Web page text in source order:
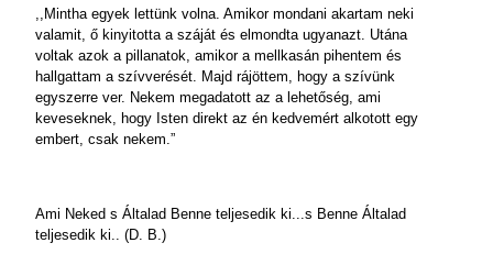
,,Mintha egyek lettünk volna. Amikor mondani akartam neki
valamit, ő kinyitotta a száját és elmondta ugyanazt. Utána
voltak azok a pillanatok, amikor a mellkasán pihentem és
hallgattam a szívverését. Majd rájöttem, hogy a szívünk
egyszerre ver. Nekem megadatott az a lehetőség, ami
keveseknek, hogy Isten direkt az én kedvemért alkotott egy
embert, csak nekem.”
Ami Neked s Általad Benne teljesedik ki...s Benne Általad
teljesedik ki.. (D. B.)